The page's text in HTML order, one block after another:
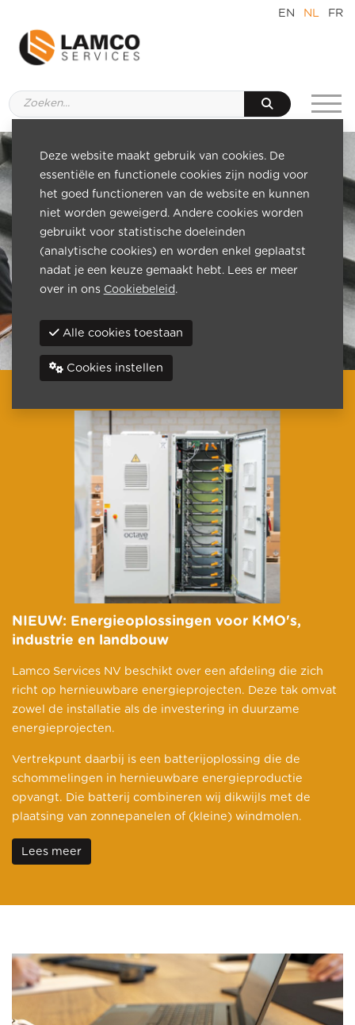
EN NL FR
NIEUW: Energieoplossingen voor KMO's,
industrie en landbouw
Lamco Services NV beschikt over een afdeling die zich
richt op hernieuwbare energieprojecten. Deze tak omvat
zowel de installatie als de investering in duurzame
energieprojecten.
Vertrekpunt daarbij is een batterijoplossing die de
schommelingen in hernieuwbare energieproductie
opvangt. Die batterij combineren wij dikwijls met de
plaatsing van zonnepanelen of (kleine) windmolen.
Lees meer
Deze website maakt gebruik van cookies. De
essentiële en functionele cookies zijn nodig voor
het goed functioneren van de website en kunnen
niet worden geweigerd. Andere cookies worden
gebruikt voor statistische doeleinden
(analytische cookies) en worden enkel geplaatst
nadat je een keuze gemaakt hebt. Lees er meer
over in ons Cookiebeleid .
Alle cookies toestaan
Cookies instellen